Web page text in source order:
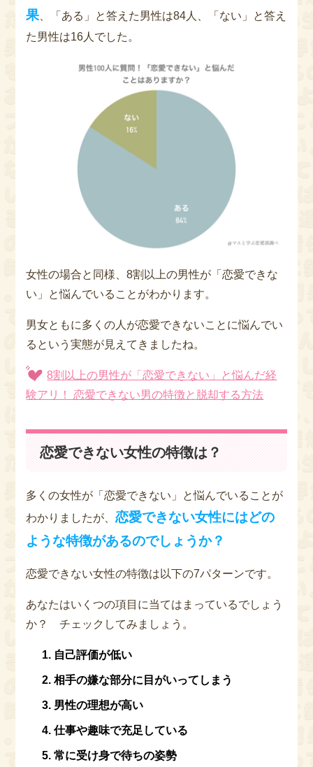
果、「ある」と答えた男性は84人、「ない」と答え
た男性は16人でした。
女性の場合と同様、8割以上の男性が「恋愛できな
い」と悩んでいることがわかります。
男女ともに多くの人が恋愛できないことに悩んでい
るという実態が見えてきましたね。
8割以上の男性が「恋愛できない」と悩んだ経
験アリ！ 恋愛できない男の特徴と脱却する方法
恋愛できない女性の特徴は？
多くの女性が「恋愛できない」と悩んでいることが
わかりましたが、恋愛できない女性にはどの
ような特徴があるのでしょうか？
恋愛できない女性の特徴は以下の7パターンです。
あなたはいくつの項目に当てはまっているでしょう
か？ チェックしてみましょう。
自己評価が低い
相手の嫌な部分に目がいってしまう
男性の理想が高い
仕事や趣味で充足している
常に受け身で待ちの姿勢